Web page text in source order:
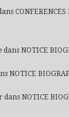
CONFERENCES
dans NOTICE
NOTICE
dans NOTICE